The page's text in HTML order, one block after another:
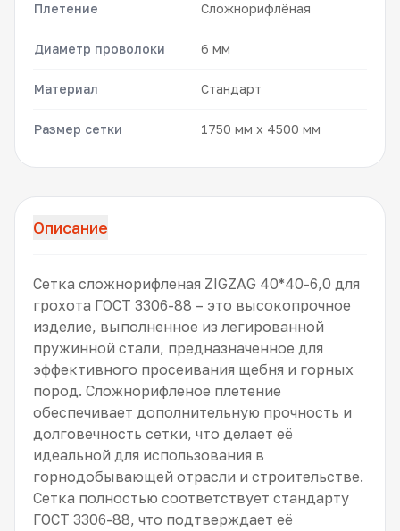
Плетение Сложнорифлёная
Диаметр проволоки 6 мм
Материал Стандарт
Размер сетки 1750 мм x 4500 мм
Описание
Сетка сложнорифленая ZIGZAG 40*40-6,0 для
грохота ГОСТ 3306-88 – это высокопрочное
изделие, выполненное из легированной
пружинной стали, предназначенное для
эффективного просеивания щебня и горных
пород. Сложнорифленое плетение
обеспечивает дополнительную прочность и
долговечность сетки, что делает её
идеальной для использования в
горнодобывающей отрасли и строительстве.
Сетка полностью соответствует стандарту
ГОСТ 3306-88, что подтверждает её